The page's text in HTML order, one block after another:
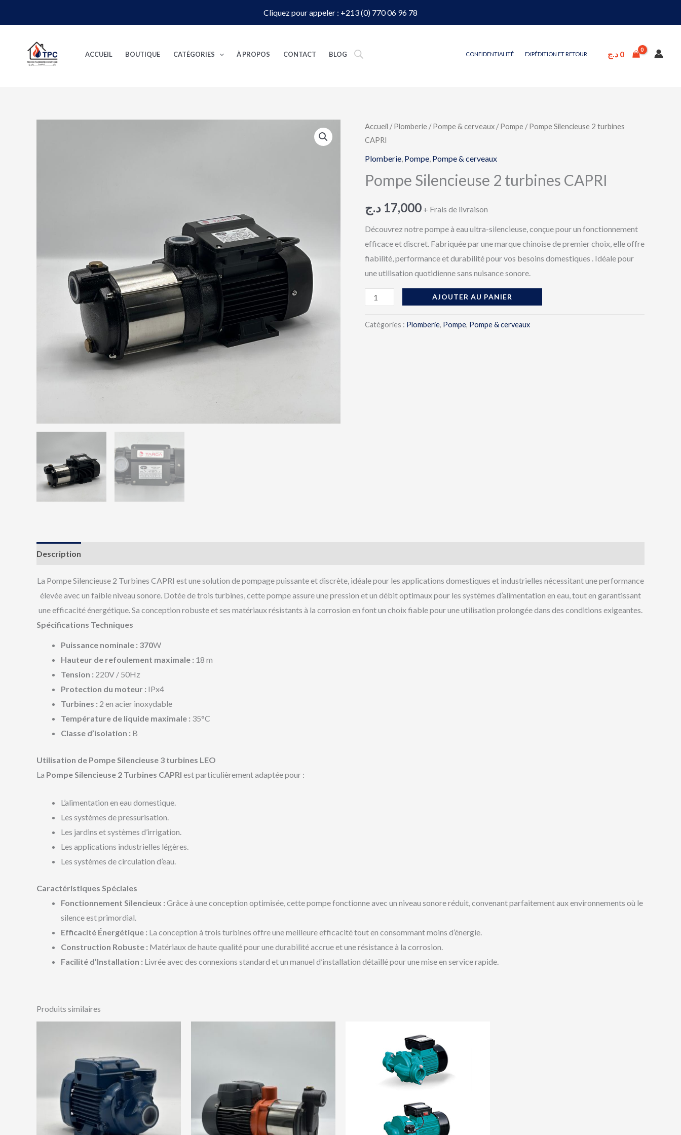
Cliquez pour appeler : +213 (0) 770 06 96 78
ACCUEIL BOUTIQUE CATÉGORIES À PROPOS CONTACT BLOG CONFIDENTIALITÉ EXPÉDITION ET RETOUR 0 د.ج
Accueil /Plomberie /Pompe & cerveaux /Pompe / Pompe Silencieuse 2 turbines
CAPRI
Plomberie Pompe Pompe & cerveaux
Pompe Silencieuse 2 turbines CAPRI
17,000 د.ج + Frais de livraison
Découvrez notre pompe à eau ultra-silencieuse, conçue pour un fonctionnement
efficace et discret. Fabriquée par une marque chinoise de premier choix, elle offre
fiabilité, performance et durabilité pour vos besoins domestiques . Idéale pour
une utilisation quotidienne sans nuisance sonore.
quantité
de
Pompe
2
CAPRI
AJOUTER AU PANIER
Catégories : Plomberie, Pompe, Pompe & cerveaux
Description
La Pompe Silencieuse 2 Turbines CAPRI est une solution de pompage puissante et discrète, idéale pour les applications domestiques et industrielles nécessitant une performance
élevée avec un faible niveau sonore. Dotée de trois turbines, cette pompe assure une pression et un débit optimaux pour les systèmes d’alimentation en eau, tout en garantissant
une efficacité énergétique. Sa conception robuste et ses matériaux résistants à la corrosion en font un choix fiable pour une utilisation prolongée dans des conditions exigeantes.
Spécifications Techniques
Puissance nominale : 370W
Hauteur de refoulement maximale : 18 m
Tension : 220V / 50Hz
Protection du moteur : IPx4
Turbines : 2 en acier inoxydable
Température de liquide maximale : 35°C
Classe d’isolation : B
Utilisation de Pompe Silencieuse 3 turbines LEO
La Pompe Silencieuse 2 Turbines CAPRI est particulièrement adaptée pour :
L’alimentation en eau domestique.
Les systèmes de pressurisation.
Les jardins et systèmes d’irrigation.
Les applications industrielles légères.
Les systèmes de circulation d’eau.
Caractéristiques Spéciales
Fonctionnement Silencieux : Grâce à une conception optimisée, cette pompe fonctionne avec un niveau sonore réduit, convenant parfaitement aux environnements où le
silence est primordial.
Efficacité Énergétique : La conception à trois turbines offre une meilleure efficacité tout en consommant moins d’énergie.
Construction Robuste : Matériaux de haute qualité pour une durabilité accrue et une résistance à la corrosion.
Facilité d’Installation : Livrée avec des connexions standard et un manuel d’installation détaillé pour une mise en service rapide.
Produits similaires